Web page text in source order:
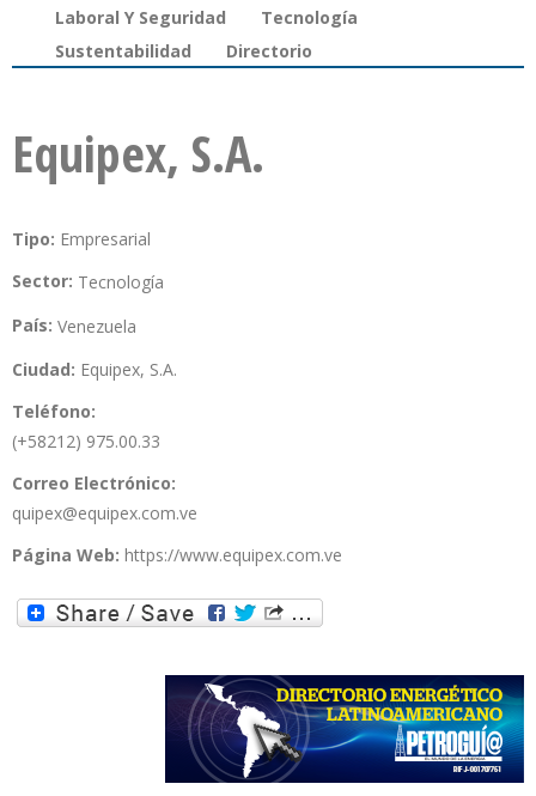
Laboral Y Seguridad
Tecnología
Sustentabilidad
Directorio
Equipex, S.A.
Tipo: Empresarial
Sector: Tecnología
País: Venezuela
Ciudad: Equipex, S.A.
Teléfono:
(+58212) 975.00.33
Correo Electrónico:
quipex@equipex.com.ve
Página Web: https://www.equipex.com.ve